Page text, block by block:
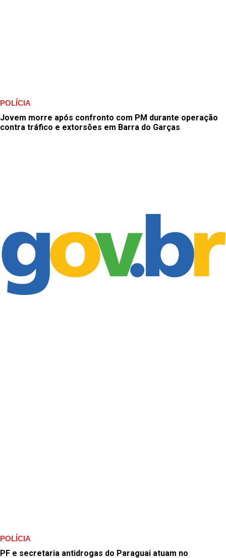
POLÍCIA
Jovem morre após confronto com PM durante operação
contra tráfico e extorsões em Barra do Garças
POLÍCIA
PF e secretaria antidrogas do Paraguai atuam no